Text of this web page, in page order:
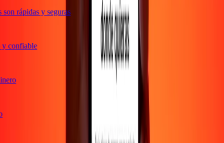
rápidas y seguras
confiable